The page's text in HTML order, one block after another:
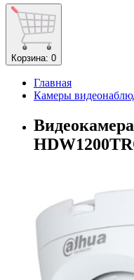
Корзина: 0
Главная
Камеры